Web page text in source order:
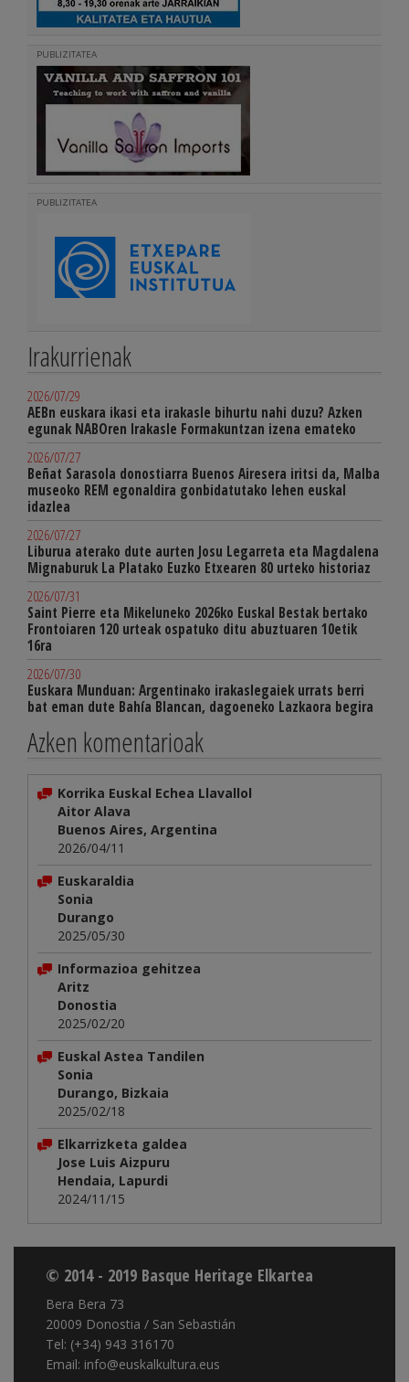
PUBLIZITATEA
PUBLIZITATEA
Irakurrienak
2026/07/29
AEBn euskara ikasi eta irakasle bihurtu nahi duzu? Azken
egunak NABOren Irakasle Formakuntzan izena emateko
2026/07/27
Beñat Sarasola donostiarra Buenos Airesera iritsi da, Malba
museoko REM egonaldira gonbidatutako lehen euskal
idazlea
2026/07/27
Liburua aterako dute aurten Josu Legarreta eta Magdalena
Mignaburuk La Platako Euzko Etxearen 80 urteko historiaz
2026/07/31
Saint Pierre eta Mikeluneko 2026ko Euskal Bestak bertako
Frontoiaren 120 urteak ospatuko ditu abuztuaren 10etik
16ra
2026/07/30
Euskara Munduan: Argentinako irakaslegaiek urrats berri
bat eman dute Bahía Blancan, dagoeneko Lazkaora begira
Azken komentarioak
Korrika Euskal Echea Llavallol
Aitor Alava
Buenos Aires, Argentina
2026/04/11
Euskaraldia
Sonia
Durango
2025/05/30
Informazioa gehitzea
Aritz
Donostia
2025/02/20
Euskal Astea Tandilen
Sonia
Durango, Bizkaia
2025/02/18
Elkarrizketa galdea
Jose Luis Aizpuru
Hendaia, Lapurdi
2024/11/15
© 2014 - 2019 Basque Heritage Elkartea
Bera Bera 73
20009 Donostia / San Sebastián
Tel: (+34) 943 316170
Email: info@euskalkultura.eus